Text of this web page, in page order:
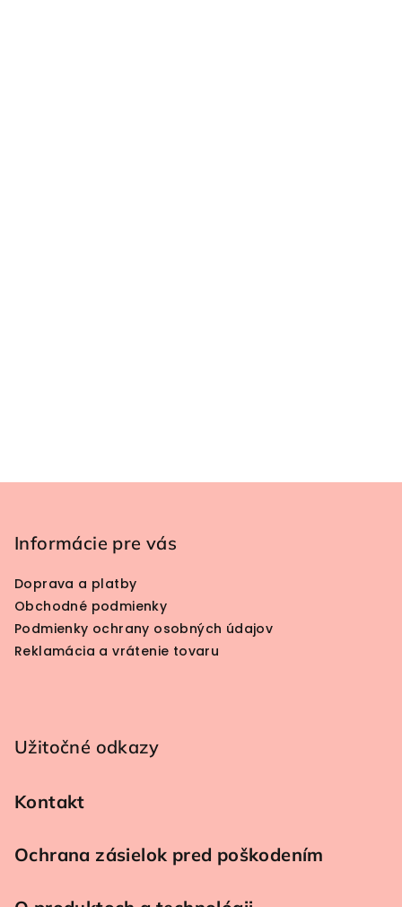
Informácie pre vás
Doprava a platby
Obchodné podmienky
Podmienky ochrany osobných údajov
Reklamácia a vrátenie tovaru
Užitočné odkazy
Kontakt
Ochrana zásielok pred poškodením